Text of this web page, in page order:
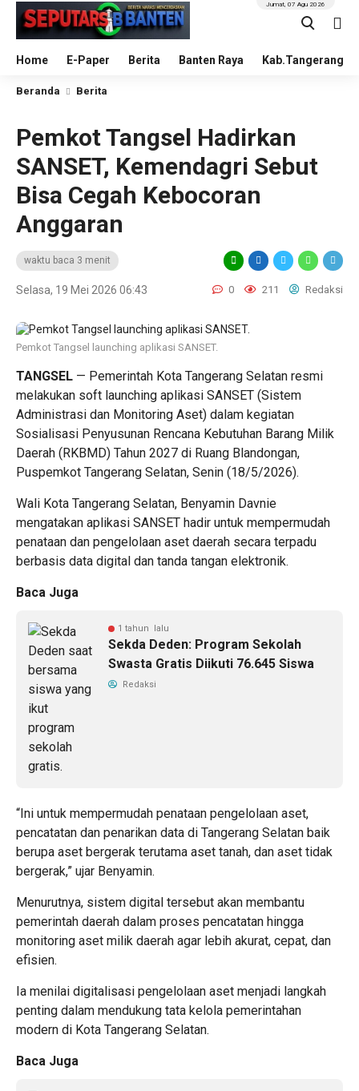
Home E-Paper Berita Banten Raya Kab.Tangerang
Jumat, 07 Agu 2026
Beranda Berita
Pemkot Tangsel Hadirkan
SANSET, Kemendagri Sebut
Bisa Cegah Kebocoran
Anggaran
waktu baca 3 menit
Selasa, 19 Mei 2026 06:43 0 211 Redaksi
Pemkot Tangsel launching aplikasi SANSET.
TANGSEL — Pemerintah Kota Tangerang Selatan resmi
melakukan soft launching aplikasi SANSET (Sistem
Administrasi dan Monitoring Aset) dalam kegiatan
Sosialisasi Penyusunan Rencana Kebutuhan Barang Milik
Daerah (RKBMD) Tahun 2027 di Ruang Blandongan,
Puspemkot Tangerang Selatan, Senin (18/5/2026).
Wali Kota Tangerang Selatan, Benyamin Davnie
mengatakan aplikasi SANSET hadir untuk mempermudah
penataan dan pengelolaan aset daerah secara terpadu
berbasis data digital dan tanda tangan elektronik.
Baca Juga
1 tahun lalu
Sekda Deden: Program Sekolah
Swasta Gratis Diikuti 76.645 Siswa
Redaksi
“Ini untuk mempermudah penataan pengelolaan aset,
pencatatan dan penarikan data di Tangerang Selatan baik
berupa aset bergerak terutama aset tanah, dan aset tidak
bergerak,” ujar Benyamin.
Menurutnya, sistem digital tersebut akan membantu
pemerintah daerah dalam proses pencatatan hingga
monitoring aset milik daerah agar lebih akurat, cepat, dan
efisien.
Ia menilai digitalisasi pengelolaan aset menjadi langkah
penting dalam mendukung tata kelola pemerintahan
modern di Kota Tangerang Selatan.
Baca Juga